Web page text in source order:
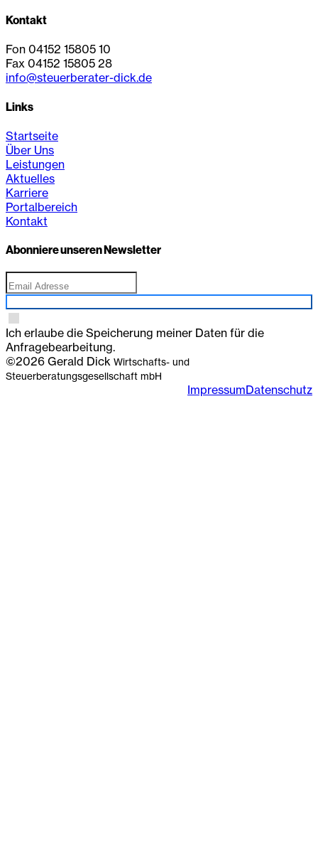
Kontakt
Fon 04152 15805 10
Fax 04152 15805 28
info@steuerberater-dick.de
Links
Startseite
Über Uns
Leistungen
Aktuelles
Karriere
Portalbereich
Kontakt
Abonniere unseren Newsletter
Ich erlaube die Speicherung meiner Daten für die
Anfragebearbeitung.
©2026 Gerald Dick Wirtschafts- und
Steuerberatungsgesellschaft mbH
ImpressumDatenschutz